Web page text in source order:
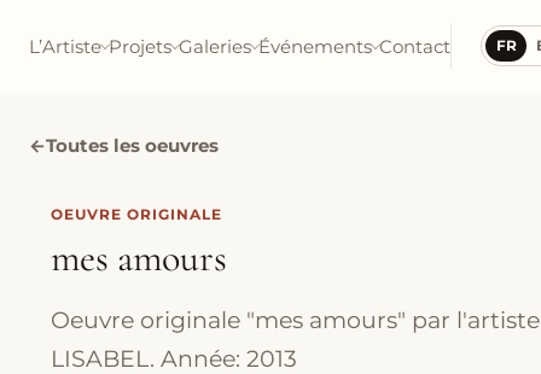
L’Artiste Projets Galeries Événements Contact FR
←Toutes les oeuvres
OEUVRE ORIGINALE
mes amours
Oeuvre originale "mes amours" par l'artiste
LISABEL. Année: 2013